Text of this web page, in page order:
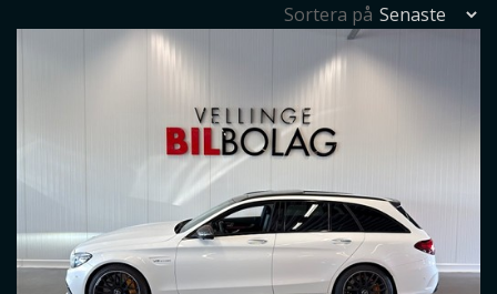
Sortera på